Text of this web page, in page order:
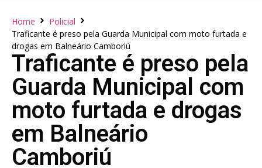
Home
Policial
Traficante é preso pela Guarda Municipal com moto furtada e
drogas em Balneário Camboriú
Traficante é preso pela
Guarda Municipal com
moto furtada e drogas
em Balneário
Camboriú